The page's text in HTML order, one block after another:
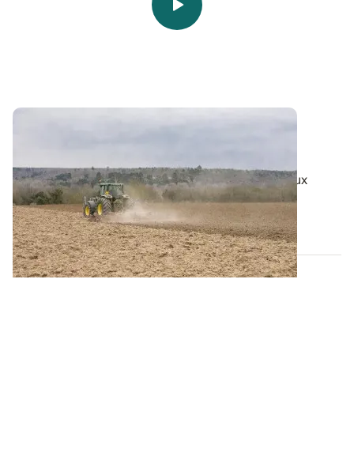
Le travail du sol peut modifier l’activité des nombreux
organismes qui vivent dans la...
11 OCT. 2018